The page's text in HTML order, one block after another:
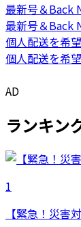
最新号＆Back
最新号＆Back
個人配送を希
個人配送を希
AD
ランキン
1
【緊急！災害